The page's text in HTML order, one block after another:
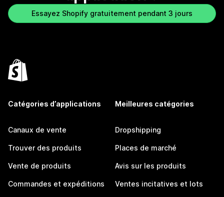
Essayez Shopify gratuitement pendant 3 jours
Catégories d’applications
Canaux de vente
Trouver des produits
Vente de produits
Commandes et expéditions
Meilleures catégories
Dropshipping
Places de marché
Avis sur les produits
Ventes incitatives et lots